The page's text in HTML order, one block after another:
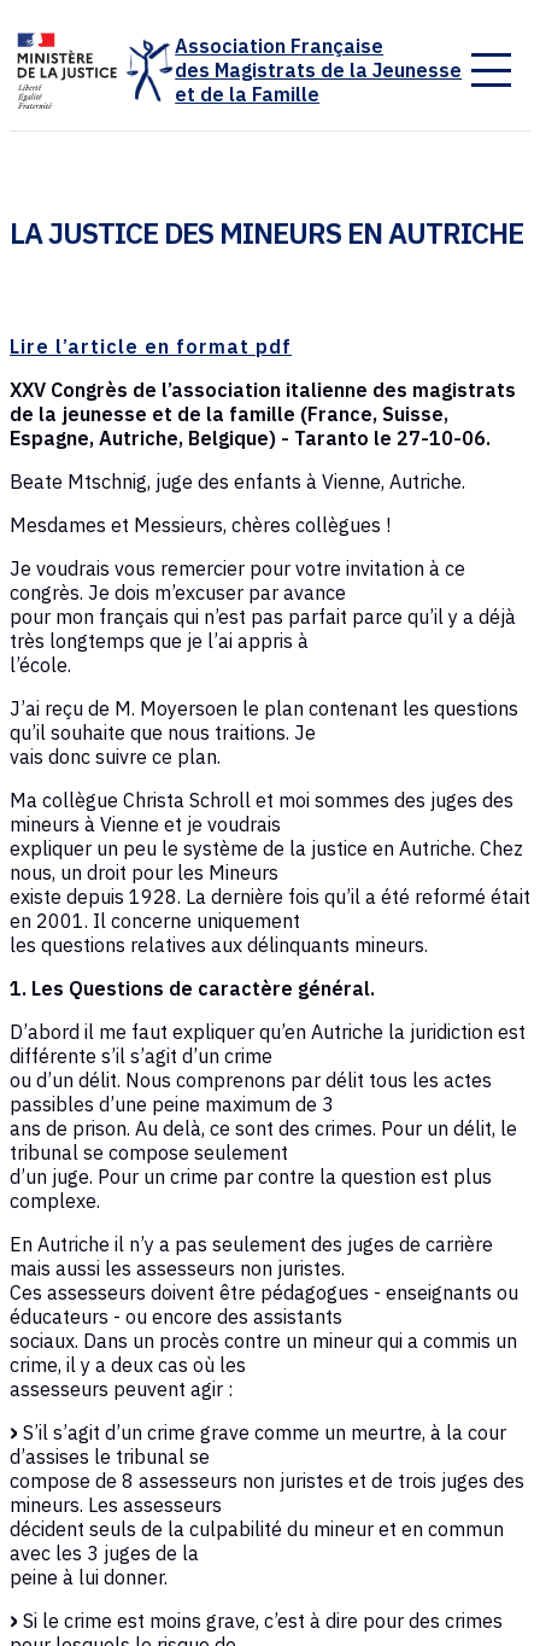
Association Française
des Magistrats de la Jeunesse
et de la Famille
LA JUSTICE DES MINEURS EN AUTRICHE
Lire l’article en format pdf
XXV Congrès de l’association italienne des magistrats
de la jeunesse et de la famille (France, Suisse,
Espagne, Autriche, Belgique) - Taranto le 27-10-06.
Beate Mtschnig, juge des enfants à Vienne, Autriche.
Mesdames et Messieurs, chères collègues !
Je voudrais vous remercier pour votre invitation à ce
congrès. Je dois m’excuser par avance
pour mon français qui n’est pas parfait parce qu’il y a déjà
très longtemps que je l’ai appris à
l’école.
J’ai reçu de M. Moyersoen le plan contenant les questions
qu’il souhaite que nous traitions. Je
vais donc suivre ce plan.
Ma collègue Christa Schroll et moi sommes des juges des
mineurs à Vienne et je voudrais
expliquer un peu le système de la justice en Autriche. Chez
nous, un droit pour les Mineurs
existe depuis 1928. La dernière fois qu’il a été reformé était
en 2001. Il concerne uniquement
les questions relatives aux délinquants mineurs.
1. Les Questions de caractère général.
D’abord il me faut expliquer qu’en Autriche la juridiction est
différente s’il s’agit d’un crime
ou d’un délit. Nous comprenons par délit tous les actes
passibles d’une peine maximum de 3
ans de prison. Au delà, ce sont des crimes. Pour un délit, le
tribunal se compose seulement
d’un juge. Pour un crime par contre la question est plus
complexe.
En Autriche il n’y a pas seulement des juges de carrière
mais aussi les assesseurs non juristes.
Ces assesseurs doivent être pédagogues - enseignants ou
éducateurs - ou encore des assistants
sociaux. Dans un procès contre un mineur qui a commis un
crime, il y a deux cas où les
assesseurs peuvent agir :
S’il s’agit d’un crime grave comme un meurtre, à la cour
d’assises le tribunal se
compose de 8 assesseurs non juristes et de trois juges des
mineurs. Les assesseurs
décident seuls de la culpabilité du mineur et en commun
avec les 3 juges de la
peine à lui donner.
Si le crime est moins grave, c’est à dire pour des crimes